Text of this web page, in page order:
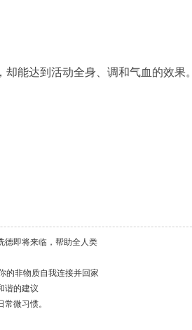
能达到活动全身、调和气血的效果。
德即将来临，帮助全人类
的非物质自我连接并回家
谐的建议
微习惯。